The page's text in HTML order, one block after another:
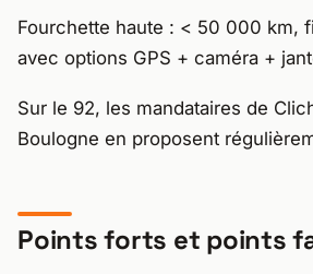
Fourchette haute : < 50 000 km,
avec options GPS + caméra +
Sur le 92, les mandataires de
Boulogne en proposent
Points forts et points